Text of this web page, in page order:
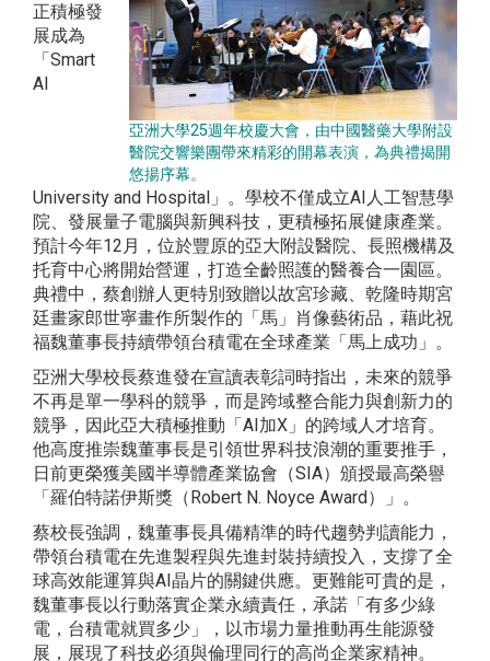
亞洲大學25週年校慶大會，由中國醫藥大學附設
醫院交響樂團帶來精彩的開幕表演，為典禮揭開
悠揚序幕。
正積極發
展成為
「Smart
AI
University and Hospital」。學校不僅成立AI人工智慧學
院、發展量子電腦與新興科技，更積極拓展健康產業。
預計今年12月，位於豐原的亞大附設醫院、長照機構及
托育中心將開始營運，打造全齡照護的醫養合一園區。
典禮中，蔡創辦人更特別致贈以故宮珍藏、乾隆時期宮
廷畫家郎世寧畫作所製作的「馬」肖像藝術品，藉此祝
福魏董事長持續帶領台積電在全球產業「馬上成功」。
亞洲大學校長蔡進發在宣讀表彰詞時指出，未來的競爭
不再是單一學科的競爭，而是跨域整合能力與創新力的
競爭，因此亞大積極推動「AI加X」的跨域人才培育。
他高度推崇魏董事長是引領世界科技浪潮的重要推手，
日前更榮獲美國半導體產業協會（SIA）頒授最高榮譽
「羅伯特諾伊斯獎（Robert N. Noyce Award）」。
蔡校長強調，魏董事長具備精準的時代趨勢判讀能力，
帶領台積電在先進製程與先進封裝持續投入，支撐了全
球高效能運算與AI晶片的關鍵供應。更難能可貴的是，
魏董事長以行動落實企業永續責任，承諾「有多少綠
電，台積電就買多少」，以市場力量推動再生能源發
展，展現了科技必須與倫理同行的高尚企業家精神。